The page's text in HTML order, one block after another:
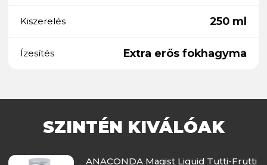
Kiszerelés 250 ml
Ízesítés Extra erős fokhagyma
SZINTÉN KIVÁLÓAK
ANACONDA Magist Liquid Tutti-Frutti